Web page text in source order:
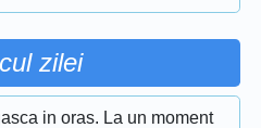
zilei
in oras. La un moment